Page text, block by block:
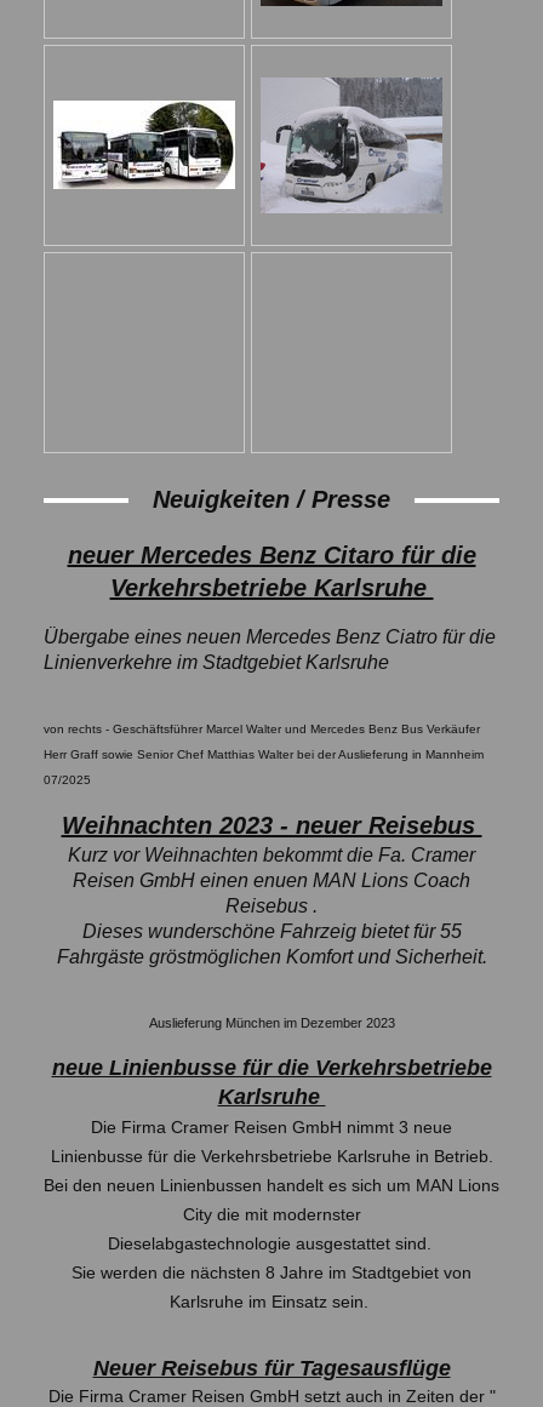
Neuigkeiten / Presse
neuer Mercedes Benz Citaro für die
Verkehrsbetriebe Karlsruhe
Übergabe eines neuen Mercedes Benz Ciatro für die
Linienverkehre im Stadtgebiet Karlsruhe
von rechts - Geschäftsführer Marcel Walter und Mercedes Benz Bus Verkäufer
Herr Graff sowie Senior Chef Matthias Walter bei der Auslieferung in Mannheim
07/2025
Weihnachten 2023 - neuer Reisebus
Kurz vor Weihnachten bekommt die Fa. Cramer
Reisen GmbH einen enuen MAN Lions Coach
Reisebus .
Dieses wunderschöne Fahrzeig bietet für 55
Fahrgäste gröstmöglichen Komfort und Sicherheit.
Auslieferung München im Dezember 2023
neue Linienbusse für die Verkehrsbetriebe
Karlsruhe
Die Firma Cramer Reisen GmbH nimmt 3 neue
Linienbusse für die Verkehrsbetriebe Karlsruhe in Betrieb.
Bei den neuen Linienbussen handelt es sich um MAN Lions
City die mit modernster
Dieselabgastechnologie ausgestattet sind.
Sie werden die nächsten 8 Jahre im Stadtgebiet von
Karlsruhe im Einsatz sein.
Neuer Reisebus für Tagesausflüge
Die Firma Cramer Reisen GmbH setzt auch in Zeiten der "